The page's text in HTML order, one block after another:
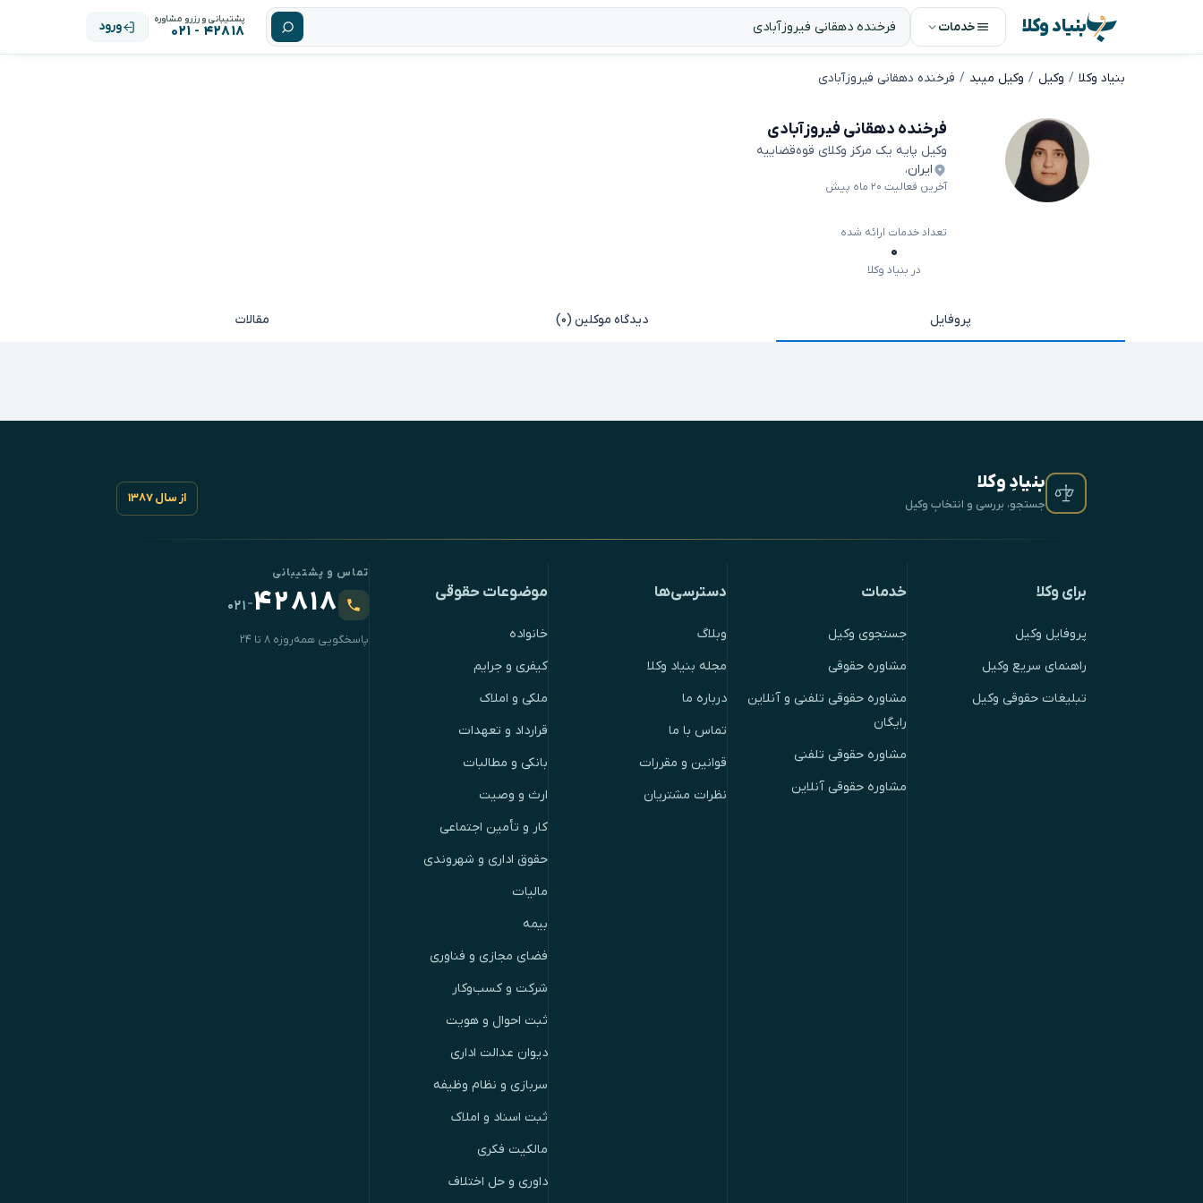
بنیاد وکلا خدمات پشتیبانی و رزرو مشاوره
۴۲۸۱۸ - ۰۲۱ ورود
بنیاد وکلا وکیل وکیل میبد فرخنده دهقانی فیروزآبادی
فرخنده دهقانی فیروزآبادی
وکیل پایه یک مرکز وکلای قوه‌قضاییه
ایران،
آخرین فعالیت ۲۰ ماه پیش
تعداد خدمات ارائه شده
۰
در بنیاد وکلا
پروفایل دیدگاه موکلین (۰) مقالات
بنیادِ وکلا
جستجو، بررسی و انتخابِ وکیل از سال ۱۳۸۷
برای وکلا
پروفایل وکیل
راهنمای سریع وکیل
تبلیغات حقوقی وکیل
خدمات
جستجوی وکیل
مشاوره حقوقی
مشاوره حقوقی تلفنی و آنلاین
رایگان
مشاوره حقوقی تلفنی
مشاوره حقوقی آنلاین
دسترسی‌ها
وبلاگ
مجله بنیاد وکلا
درباره ما
تماس با ما
قوانین و مقررات
نظرات مشتریان
موضوعات حقوقی
خانواده
کیفری و جرایم
ملکی و املاک
قرارداد و تعهدات
بانکی و مطالبات
ارث و وصیت
کار و تأمین اجتماعی
حقوق اداری و شهروندی
مالیات
بیمه
فضای مجازی و فناوری
شرکت و کسب‌وکار
ثبت احوال و هویت
دیوان عدالت اداری
سربازی و نظام وظیفه
ثبت اسناد و املاک
مالکیت فکری
داوری و حل اختلاف
تماس و پشتیبانی
۴۲۸۱۸-۰۲۱
پاسخگویی همه‌روزه ۸ تا ۲۴